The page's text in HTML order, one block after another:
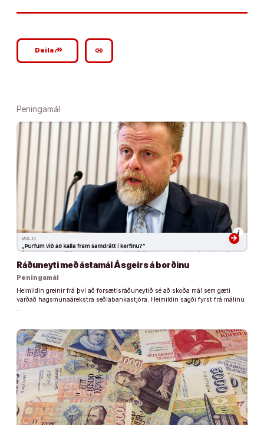
Deilagoogle_plus_reshare link
Peningamál
arrow_forward
Ráðuneyti með ástamál Ásgeirs á borðinu
Peningamál
Heimildin greinir frá því að forsætisráðuneytið sé að skoða mál sem gæti
varðað hagsmunaárekstra seðlabankastjóra. Heimildin sagði fyrst frá málinu